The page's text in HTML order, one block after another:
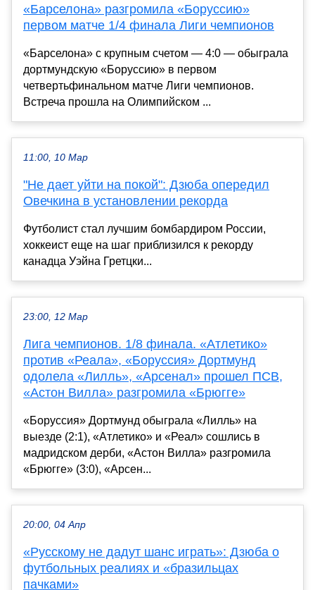
«Барселона» разгромила «Боруссию»
первом матче 1/4 финала Лиги чемпионов
«Барселона» с крупным счетом — 4:0 — обыграла
дортмундскую «Боруссию» в первом
четвертьфинальном матче Лиги чемпионов.
Встреча прошла на Олимпийском ...
11:00, 10 Мар
"Не дает уйти на покой": Дзюба опередил
Овечкина в установлении рекорда
Футболист стал лучшим бомбардиром России,
хоккеист еще на шаг приблизился к рекорду
канадца Уэйна Гретцки...
23:00, 12 Мар
Лига чемпионов. 1/8 финала. «Атлетико»
против «Реала», «Боруссия» Дортмунд
одолела «Лилль», «Арсенал» прошел ПСВ,
«Астон Вилла» разгромила «Брюгге»
«Боруссия» Дортмунд обыграла «Лилль» на
выезде (2:1), «Атлетико» и «Реал» сошлись в
мадридском дерби, «Астон Вилла» разгромила
«Брюгге» (3:0), «Арсен...
20:00, 04 Апр
«Русскому не дадут шанс играть»: Дзюба о
футбольных реалиях и «бразильцах
пачками»